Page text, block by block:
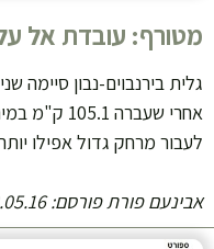
מטורף: עובדת אל על רצה 12
גלית בירנבוים-נבון סיימה
אחרי
לעבור מרחק גדול אפילו
אבינעם פורתפורסם: 03.05.16 , 14:45